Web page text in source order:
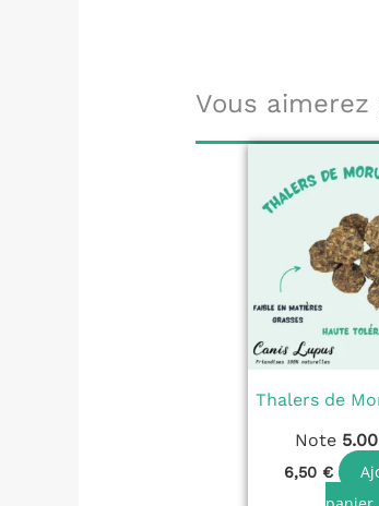
Vous
Thalers de
Note 5.00
6,50 €